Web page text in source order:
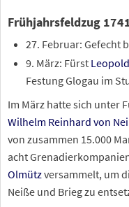
Frühjahrsfeldzug
27. Februar: Gefecht
9. März: Fürst
Festung Glogau im
Im März hatte sich unter
Wilhelm Reinhard von
von zusammen 15.000
acht
Olmützversammelt, um
Neiße und Brieg zu